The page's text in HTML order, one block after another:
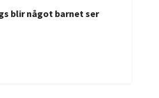
blir något barnet ser